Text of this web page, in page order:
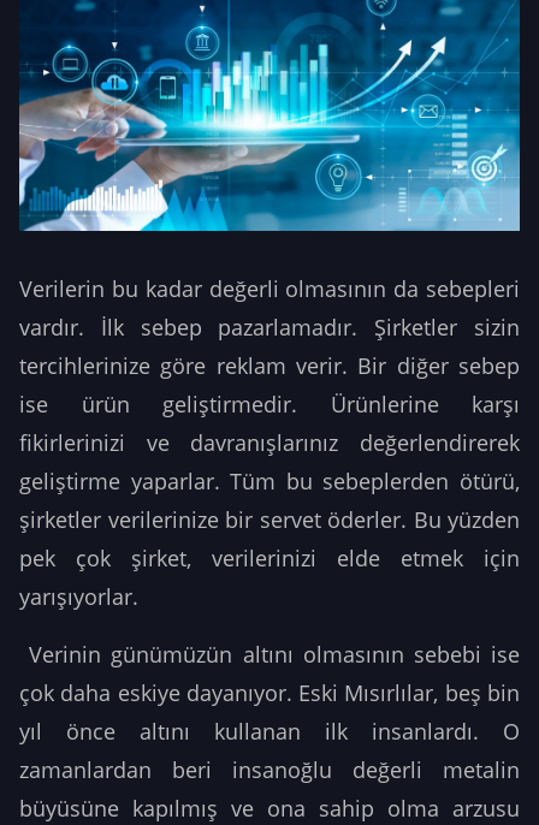
Verilerin bu kadar değerli olmasının da sebepleri
vardır. İlk sebep pazarlamadır. Şirketler sizin
tercihlerinize göre reklam verir. Bir diğer sebep
ise ürün geliştirmedir. Ürünlerine karşı
fikirlerinizi ve davranışlarınız değerlendirerek
geliştirme yaparlar. Tüm bu sebeplerden ötürü,
şirketler verilerinize bir servet öderler. Bu yüzden
pek çok şirket, verilerinizi elde etmek için
yarışıyorlar.
Verinin günümüzün altını olmasının sebebi ise
çok daha eskiye dayanıyor. Eski Mısırlılar, beş bin
yıl önce altını kullanan ilk insanlardı. O
zamanlardan beri insanoğlu değerli metalin
büyüsüne kapılmış ve ona sahip olma arzusu